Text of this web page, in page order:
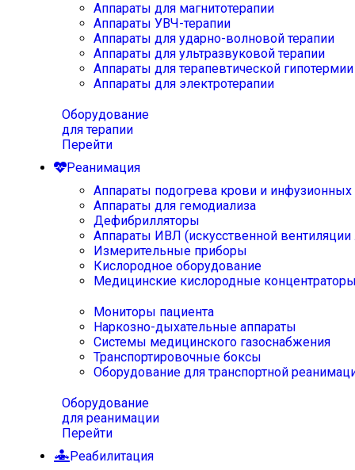
Аппараты для магнитотерапии
Аппараты УВЧ-терапии
Аппараты для ударно-волновой терапии
Аппараты для ультразвуковой терапии
Аппараты для терапевтической
Аппараты для электротерапии
Оборудование
для терапии
Перейти
Реанимация
Аппараты подогрева крови и инфузионных
Аппараты для гемодиализа
Дефибрилляторы
Аппараты ИВЛ (искусственной вентиляции
Измерительные приборы
Кислородное оборудование
Медицинские кислородные
Мониторы пациента
Наркозно-дыхательные аппараты
Системы медицинского газоснабжения
Транспортировочные боксы
Оборудование для транспортной
Оборудование
для реанимации
Перейти
Реабилитация